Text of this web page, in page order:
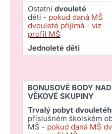
Ostatní dvouleté
děti - pokud daná MŠ
dvouleté přijímá - viz
profil MŠ
Jednoleté děti
BONUSOVÉ BODY
VĚKOVÉ SKUPINY
Trvalý pobyt
příslušném školském
MŠ - pokud daná MŠ